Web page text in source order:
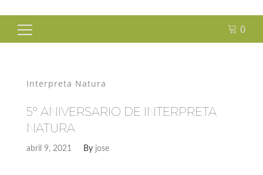
0
Buscar:
Interpreta Natura
5º ANIVERSARIO DE INTERPRETA
NATURA
abril 9, 2021 By jose